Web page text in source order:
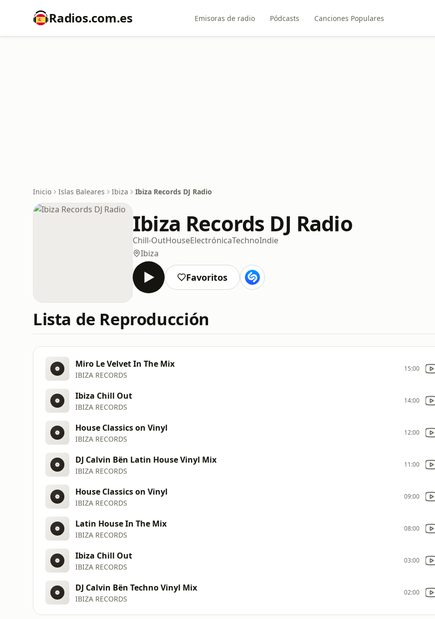
Radios.com.es Emisoras de radio Pódcasts Canciones Populares
Inicio Islas Baleares Ibiza Ibiza Records DJ Radio
Ibiza Records DJ Radio
Chill-OutHouseElectrónicaTechnoIndie
Ibiza
Favoritos
Lista de Reproducción
Miro Le Velvet In The Mix
IBIZA RECORDS
15:00
Ibiza Chill Out
IBIZA RECORDS
14:00
House Classics on Vinyl
IBIZA RECORDS
12:00
DJ Calvin Bën Latin House Vinyl Mix
IBIZA RECORDS
11:00
House Classics on Vinyl
IBIZA RECORDS
09:00
Latin House In The Mix
IBIZA RECORDS
08:00
Ibiza Chill Out
IBIZA RECORDS
03:00
DJ Calvin Bën Techno Vinyl Mix
IBIZA RECORDS
02:00